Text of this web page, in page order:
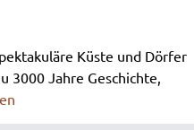
Küste und Dörfer
3000 Jahre Geschichte,